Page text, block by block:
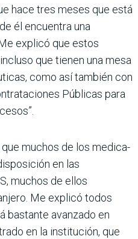
hace tres meses que está
él encuentra una
explicó que estos
que tienen una mesa
como así también con
Públicas para
que muchos de los medica­
en las
muchos de ellos
Me explicó todos
bastante avanzado en
en la institución, que